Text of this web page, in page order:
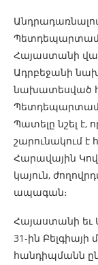
Հայաստանի
Ադրբեջանի
նախատեսված
Պատելը նշել է,
շարունակում է
Հարավային
կայուն,
ապագան։
Հայաստանի եւ
31-ին
հանդիպմանն